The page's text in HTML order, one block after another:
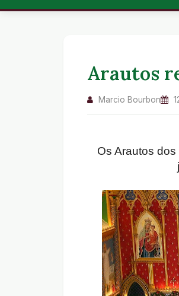
Arautos
Marcio Bourbon
Os Arautos